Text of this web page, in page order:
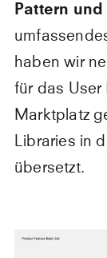
Pattern
haben wir
für das User
Marktplatz
Libraries in
übersetzt.